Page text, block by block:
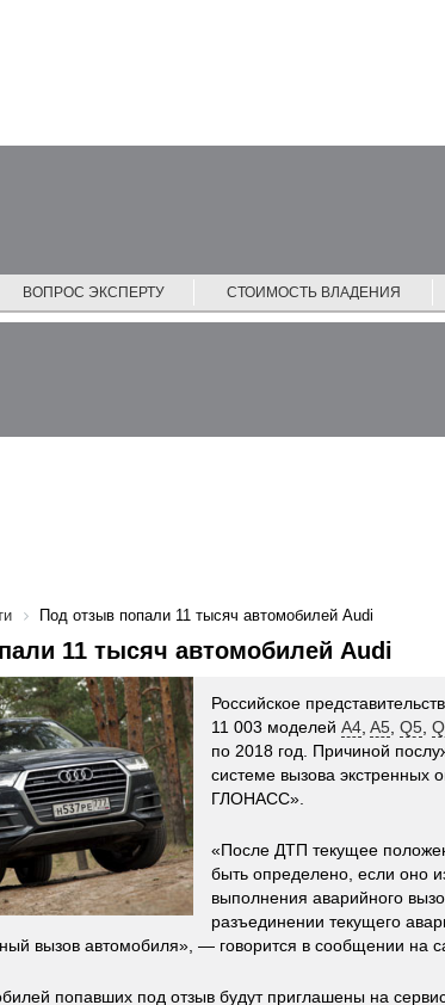
ВОПРОС ЭКСПЕРТУ СТОИМОСТЬ ВЛАДЕНИЯ
Под отзыв попали 11 тысяч автомобилей Audi
11 тысяч автомобилей Audi
Российское
11 003 моделей A4 A5 Q5
по 2018 год. Причиной
системе вызова экстренных
ГЛОНАСС».
«После ДТП текущее
быть определено, если оно
выполнения аварийного
разъединении текущего
вызов автомобиля», — говорится в сообщении на
попавших под отзыв будут приглашены на